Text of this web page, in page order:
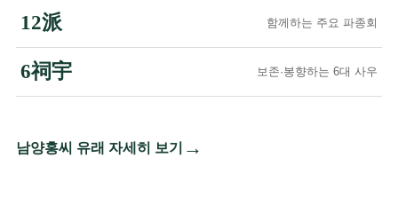
12派 함께하는 주요 파종회
6祠宇 보존·봉향하는 6대 사우
남양홍씨 유래 자세히 보기 →